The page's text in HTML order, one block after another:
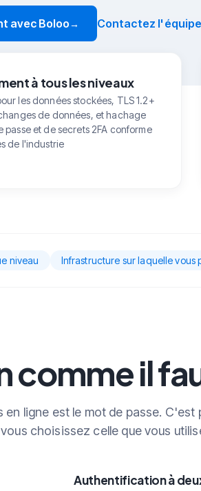
avec Boloo→ Contactez
à tous les niveaux
les données stockées, TLS 1.2+
de données, et hachage
passe et de secrets 2FA conforme
de l'industrie
niveau Infrastructure sur laquelle vous
comme il
ligne est le mot de passe. C'est
choisissez celle que vous
Authentification à